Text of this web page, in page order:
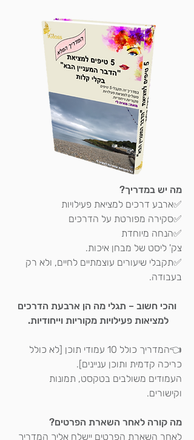
מה יש במדריך?
✅ארבע דרכים למציאת פעילויות
✅סקירה מפורטת על הדרכים
✅הנחה מיוחדת
צק' ליסט של מבחן איכות.
✅תקבלי שיעורים עוצמתיים לחיים, ולא רק
בעבודה.
והכי חשוב – תגלי מה הן ארבעת הדרכים
למציאות פעילויות מקוריות וייחודיות.
👈המדריך כולל 10 עמודי תוכן [לא כולל
כריכה קדמית ותוכן עניינים].
העמודים משולבים בטקסט, תמונות
וקישורים.
מה קורה לאחר השארת הפרטים?
לאחר השארת הפרטים יישלח אליך המדריך